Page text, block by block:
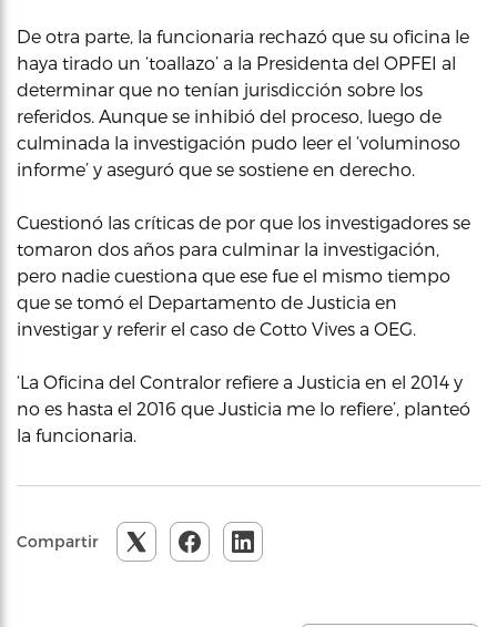
De otra parte, la funcionaria rechazó que su oficina le
haya tirado un ‘toallazo’ a la Presidenta del OPFEI al
determinar que no tenían jurisdicción sobre los
referidos. Aunque se inhibió del proceso, luego de
culminada la investigación pudo leer el ‘voluminoso
informe’ y aseguró que se sostiene en derecho.
Cuestionó las críticas de por que los investigadores se
tomaron dos años para culminar la investigación,
pero nadie cuestiona que ese fue el mismo tiempo
que se tomó el Departamento de Justicia en
investigar y referir el caso de Cotto Vives a OEG.
‘La Oficina del Contralor refiere a Justicia en el 2014 y
no es hasta el 2016 que Justicia me lo refiere’, planteó
la funcionaria.
Compartir